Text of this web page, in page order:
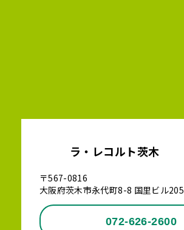
ラ・レコルト茨木
〒567-0816
大阪府茨木市永代町8-8 国里ビル205
072-626-2600